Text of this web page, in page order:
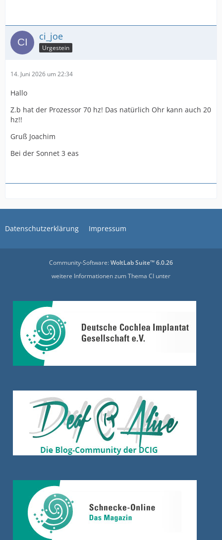
ci_joe
Urgestein
14. Juni 2026 um 22:34
Hallo
Z.b hat der Prozessor 70 hz! Das natürlich Ohr kann auch 20
hz!!
Gruß Joachim
Bei der Sonnet 3 eas
Datenschutzerklärung Impressum
Community-Software:WoltLab Suite™ 6.0.26
weitere Informationen zum Thema CI unter